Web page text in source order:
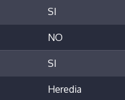
SI
NO
SI
Heredia